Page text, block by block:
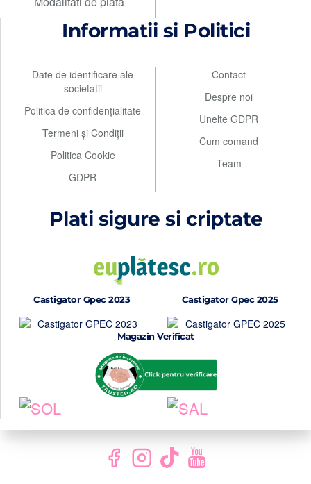
Informatii si Politici
Date de identificare ale
societatii
Politica de confidențialitate
Termeni și Condiții
Politica Cookie
GDPR
Contact
Despre noi
Unelte GDPR
Cum comand
Team
Plati sigure si criptate
Castigator Gpec 2023 Castigator Gpec 2025
Magazin Verificat